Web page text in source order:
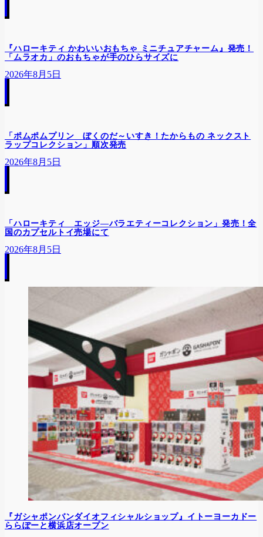
​『ハローキティ かわいいおもちゃ ミニチュアチャーム』発売！
「ムラオカ」のおもちゃが手のひらサイズに
2026年8月5日
「ポムポムプリン ぼくのだ～いすき！たからもの ネックスト
ラップコレクション」順次発売
2026年8月5日
「ハローキティ エッジ―バラエティーコレクション」発売！全
国のカプセルトイ売場にて
2026年8月5日
『ガシャポンバンダイオフィシャルショップ』イトーヨーカドー
ららぽーと横浜店オープン